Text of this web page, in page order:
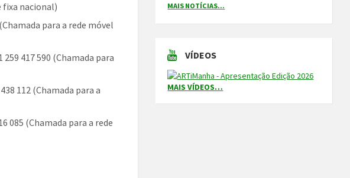
fixa nacional)
para a rede móvel
259 417 590 (Chamada para
112 (Chamada para a
085 (Chamada para a rede
MAIS NOTÍCIAS...
VÍDEOS
MAIS VÍDEOS…